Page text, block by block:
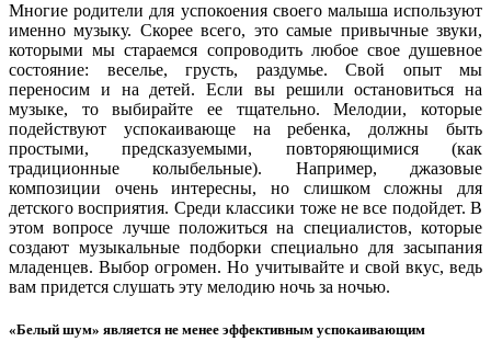
Многие родители для успокоения своего малыша используют
именно музыку. Скорее всего, это самые привычные звуки,
которыми мы стараемся сопроводить любое свое душевное
состояние: веселье, грусть, раздумье. Свой опыт мы
переносим и на детей. Если вы решили остановиться на
музыке, то выбирайте ее тщательно. Мелодии, которые
подействуют успокаивающе на ребенка, должны быть
простыми, предсказуемыми, повторяющимися (как
традиционные колыбельные). Например, джазовые
композиции очень интересны, но слишком сложны для
детского восприятия. Среди классики тоже не все подойдет. В
этом вопросе лучше положиться на специалистов, которые
создают музыкальные подборки специально для засыпания
младенцев. Выбор огромен. Но учитывайте и свой вкус, ведь
вам придется слушать эту мелодию ночь за ночью.
«Белый шум» является не менее эффективным успокаивающим